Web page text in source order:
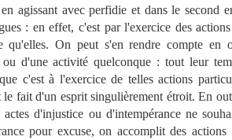
agissant avec perfidie et dans le second
: en effet, c'est par l'exercice des
qu'elles. On peut s'en rendre compte en
d'une activité quelconque : tout leur
c'est à l'exercice de telles actions
le fait d'un esprit singulièrement étroit. En
actes d'injustice ou d'intempérance ne
pour excuse, on accomplit des